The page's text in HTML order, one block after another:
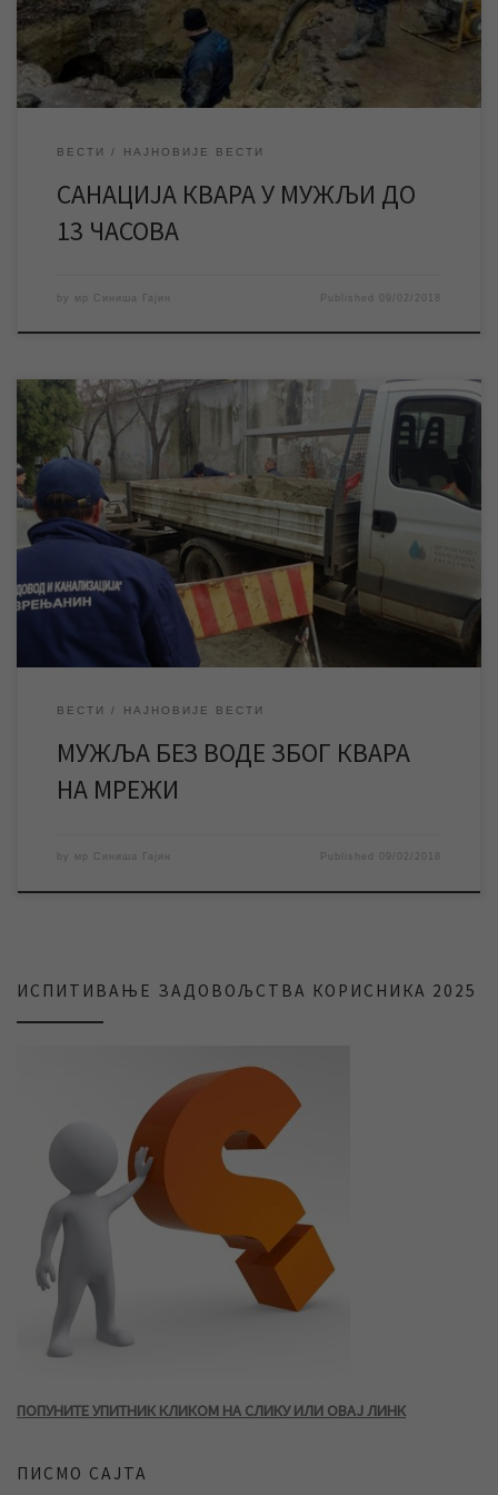
непрекидно раде на санације овог обимног и захтевног […]
ВЕСТИ НАЈНОВИЈЕ ВЕСТИ
САНАЦИЈА КВАРА У МУЖЉИ ДО
13 ЧАСОВА
by мр Синиша Гајин Published 09/02/2018
Квар на уличној водоводној мрежи на углу улица Корвин Ота и
Бохињске у Мужљи проузроковао је прекид водоснабдевања
на територији целог поменутог приградског насеља. Екипе
ЈКП „Водовод и канализација“ су од момента пријаве квара на
терену и интензивно раде на његовом отклањању . Прве
процене са терена указују да је […]
ВЕСТИ НАЈНОВИЈЕ ВЕСТИ
МУЖЉА БЕЗ ВОДЕ ЗБОГ КВАРА
НА МРЕЖИ
by мр Синиша Гајин Published 09/02/2018
ИСПИТИВАЊЕ ЗАДОВОЉСТВА КОРИСНИКА 2025
ПОПУНИТЕ УПИТНИК КЛИКОМ НА СЛИКУ ИЛИ ОВАЈ ЛИНК
ПИСМО САЈТА